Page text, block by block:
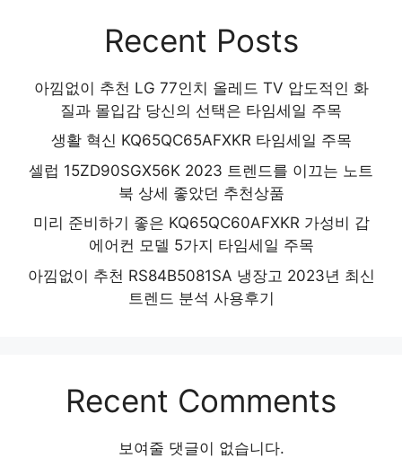
Recent Posts
아낌없이 추천 LG 77인치 올레드 TV 압도적인 화
질과 몰입감 당신의 선택은 타임세일 주목
생활 혁신 KQ65QC65AFXKR 타임세일 주목
셀럽 15ZD90SGX56K 2023 트렌드를 이끄는 노트
북 상세 좋았던 추천상품
미리 준비하기 좋은 KQ65QC60AFXKR 가성비 갑
에어컨 모델 5가지 타임세일 주목
아낌없이 추천 RS84B5081SA 냉장고 2023년 최신
트렌드 분석 사용후기
Recent Comments
보여줄 댓글이 없습니다.